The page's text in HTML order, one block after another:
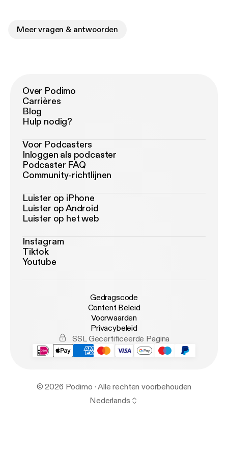
Meer vragen & antwoorden
Over Podimo
Carrières
Blog
Hulp nodig?
Voor Podcasters
Inloggen als podcaster
Podcaster FAQ
Community-richtlijnen
Luister op iPhone
Luister op Android
Luister op het web
Instagram
Tiktok
Youtube
Gedragscode
Content Beleid
Voorwaarden
Privacybeleid
SSL Gecertificeerde Pagina
© 2026 Podimo · Alle rechten voorbehouden
Nederlands